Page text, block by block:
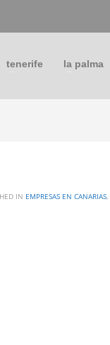
tenerife la palma
IN EMPRESAS EN CANARIAS,